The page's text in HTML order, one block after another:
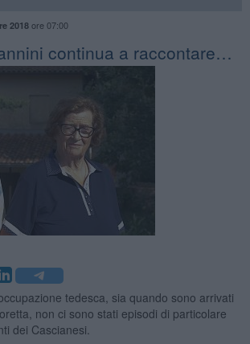
2018ore 07:00
continua a raccontare…
tedesca, sia quando sono arrivati
non ci sono stati episodi di particolare
dei Cascianesi.